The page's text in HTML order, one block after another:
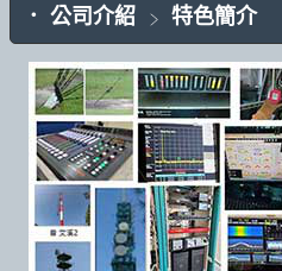
公司介紹 特色簡介